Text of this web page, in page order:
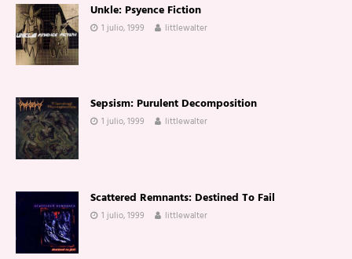
Unkle: Psyence Fiction
1 julio, 1999 littlewalter
Sepsism: Purulent Decomposition
1 julio, 1999 littlewalter
Scattered Remnants: Destined To Fail
1 julio, 1999 littlewalter